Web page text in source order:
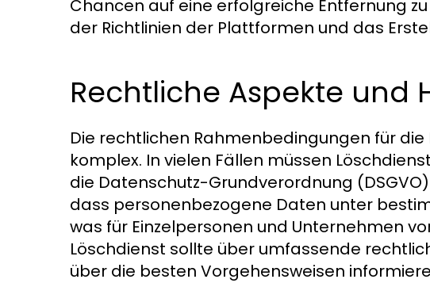
Chancen auf eine erfolgreiche Entfernung
der Richtlinien der Plattformen und das
Rechtliche Aspekte und
Die rechtlichen Rahmenbedingungen für
komplex. In vielen Fällen müssen
die Datenschutz-Grundverordnung
dass personenbezogene Daten unter
was für Einzelpersonen und Unternehmen
Löschdienst sollte über umfassende
über die besten Vorgehensweisen